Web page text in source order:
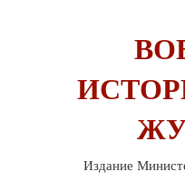
Издание